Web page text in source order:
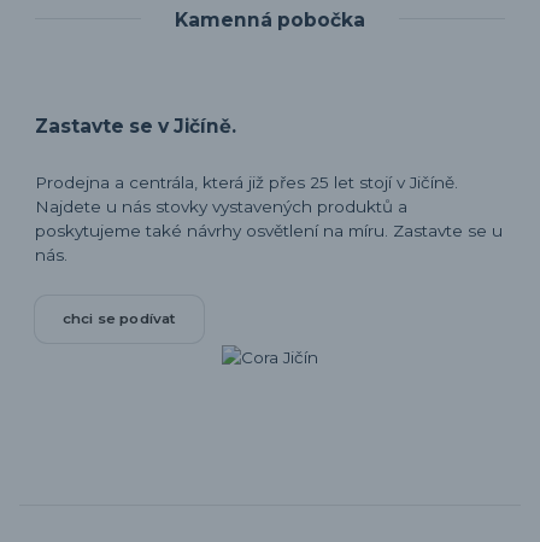
Kamenná pobočka
Zastavte se v Jičíně.
Prodejna a centrála, která již přes 25 let stojí v Jičíně.
Najdete u nás stovky vystavených produktů a
poskytujeme také návrhy osvětlení na míru. Zastavte se u
nás.
chci se podívat